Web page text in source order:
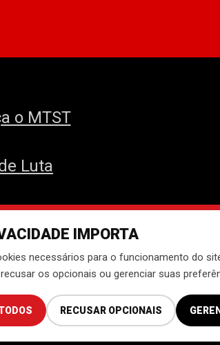
IMPORTA
necessários para o funcionamento do
os opcionais ou gerenciar suas
RECUSAR OPCIONAIS
o MTST
Luta
Desenvolvido